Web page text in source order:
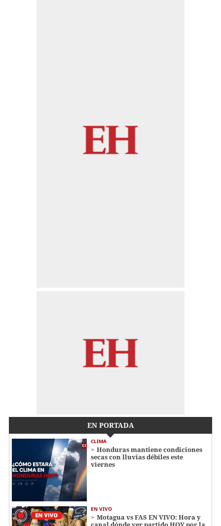
EN PORTADA
CLIMA
Honduras mantiene condiciones
secas con lluvias débiles este
viernes
EN VIVO
Motagua vs FAS EN VIVO: Hora y